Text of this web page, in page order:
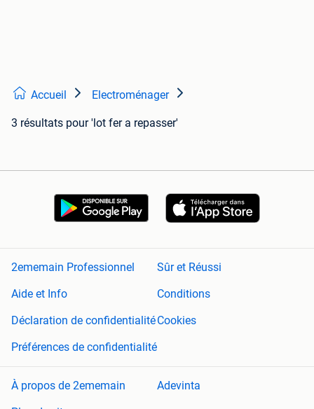
Accueil Electroménager
3 résultats pour 'lot fer a repasser'
2ememain Professionnel
Sûr et Réussi
Aide et Info
Conditions
Déclaration de confidentialitéCookies
Préférences de confidentialité
À propos de 2ememain
Adevinta